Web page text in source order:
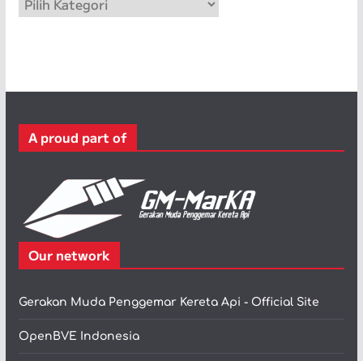
a
r
A proud part of
Our network
Gerakan Muda Penggemar Kereta Api - Official Site
OpenBVE Indonesia